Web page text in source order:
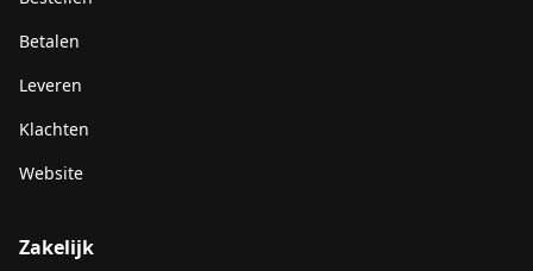
Betalen
Leveren
Klachten
Website
Zakelijk